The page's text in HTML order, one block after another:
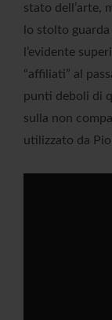
stato dell’arte,
lo stolto
l’evidente
“affiliati” al
punti deboli di
sulla non
utilizzato da